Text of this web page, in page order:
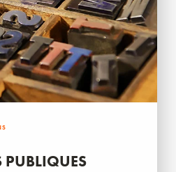
PUBLIQUES